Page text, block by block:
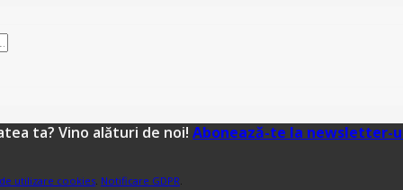
ta? Vino alături de noi! Abonează-te la newsletter-
utilizare cookies Notificare GDPR